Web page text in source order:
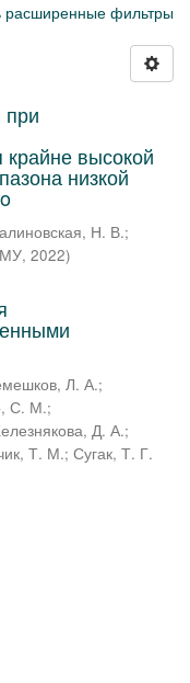
расширенные фильтры
при
крайне высокой
низкой
Н. В.;
, 2022)
Л. А.;
С. М.;
Д. А.;
Т. М.; Сугак, Т. Г.